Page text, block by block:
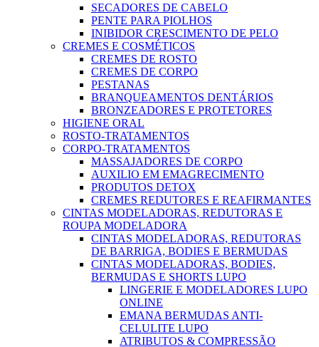
SECADORES DE CABELO
PENTE PARA PIOLHOS
INIBIDOR CRESCIMENTO DE PELO
CREMES E COSMÉTICOS
CREMES DE ROSTO
CREMES DE CORPO
PESTANAS
BRANQUEAMENTOS DENTÁRIOS
BRONZEADORES E PROTETORES
HIGIENE ORAL
ROSTO-TRATAMENTOS
CORPO-TRATAMENTOS
MASSAJADORES DE CORPO
AUXILIO EM EMAGRECIMENTO
PRODUTOS DETOX
CREMES REDUTORES E REAFIRMANTES
CINTAS MODELADORAS, REDUTORAS E
ROUPA MODELADORA
CINTAS MODELADORAS, REDUTORAS
DE BARRIGA, BODIES E BERMUDAS
CINTAS MODELADORAS, BODIES,
BERMUDAS E SHORTS LUPO
LINGERIE E MODELADORES LUPO
ONLINE
EMANA BERMUDAS ANTI-
CELULITE LUPO
ATRIBUTOS & COMPRESSÃO